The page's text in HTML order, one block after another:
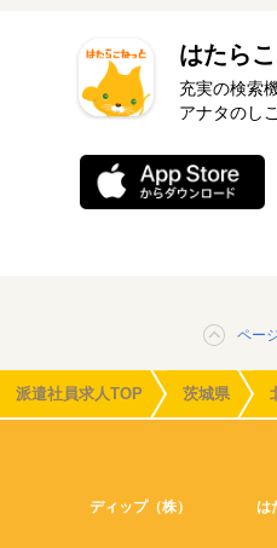
はたら
充実の検索
アナタのし
ペー
派遣社員求人TOP 茨城県
ディップ（株） は